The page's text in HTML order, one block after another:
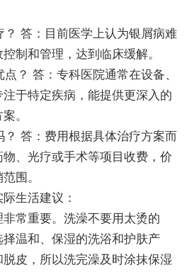
？ 答：目前医学上认为银屑病难
制和管理，达到临床缓解。
？ 答：专科医院通常在设备、
于特定疾病，能提供更深入的
。
答：费用根据具体治疗方案而
、光疗或手术等项目收费，价
围。
生活建议：
常重要。洗澡不要用太烫的
温和、保湿的洗浴和护肤产
皮，所以洗完澡及时涂抹保湿